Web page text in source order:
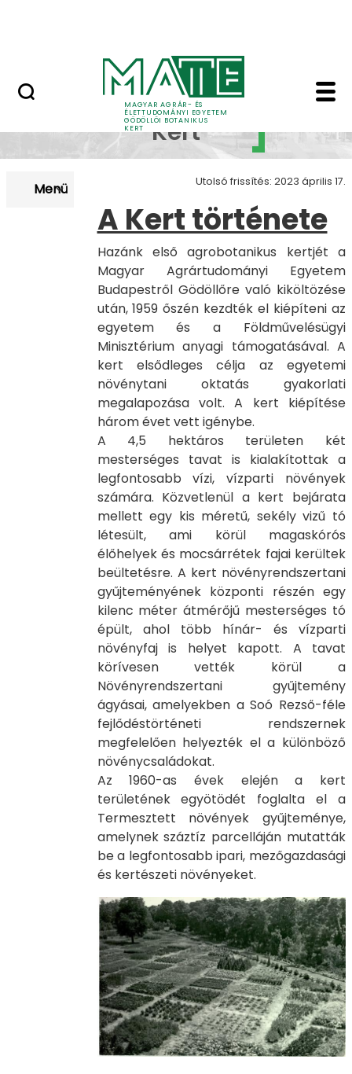
MAGYAR AGRÁR- ÉS
ÉLETTUDOMÁNYI EGYETEM
GÖDÖLLŐI BOTANIKUS
KERT
Botanikus Kert -
Botanikus
Kert
Menü Utolsó frissítés: 2023 április 17.
A Kert története
Hazánk első agrobotanikus kertjét a
Magyar Agrártudományi Egyetem
Budapestről Gödöllőre való kiköltözése
után, 1959 őszén kezdték el kiépíteni az
egyetem és a Földművelésügyi
Minisztérium anyagi támogatásával. A
kert elsődleges célja az egyetemi
növénytani oktatás gyakorlati
megalapozása volt. A kert kiépítése
három évet vett igénybe.
A 4,5 hektáros területen két
mesterséges tavat is kialakítottak a
legfontosabb vízi, vízparti növények
számára. Közvetlenül a kert bejárata
mellett egy kis méretű, sekély vizű tó
létesült, ami körül magaskórós
élőhelyek és mocsárrétek fajai kerültek
beültetésre. A kert növényrendszertani
gyűjteményének központi részén egy
kilenc méter átmérőjű mesterséges tó
épült, ahol több hínár- és vízparti
növényfaj is helyet kapott. A tavat
körívesen vették körül a
Növényrendszertani gyűjtemény
ágyásai, amelyekben a Soó Rezső-féle
fejlődéstörténeti rendszernek
megfelelően helyezték el a különböző
növénycsaládokat.
Az 1960-as évek elején a kert
területének egyötödét foglalta el a
Termesztett növények gyűjteménye,
amelynek száztíz parcelláján mutatták
be a legfontosabb ipari, mezőgazdasági
és kertészeti növényeket.